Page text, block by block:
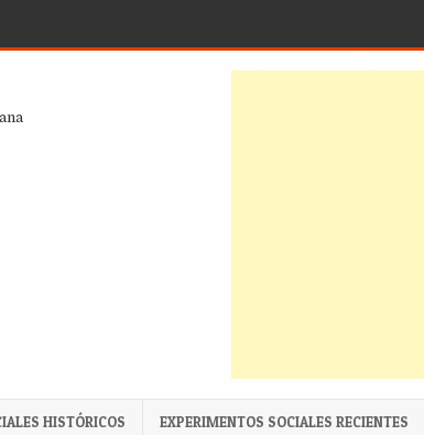
HISTÓRICOS EXPERIMENTOS SOCIALES RECIENTES